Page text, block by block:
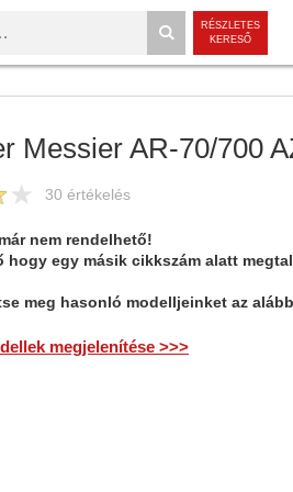
RÉSZLETES
KERESŐ
Messier AR-70/700
30 értékelés
nem rendelhető!
hogy egy másik cikkszám alatt
meg hasonló modelljeinket az
megjelenítése >>>